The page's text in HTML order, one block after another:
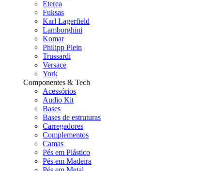
Eterea
Fuksas
Karl Lagerfield
Lamborghini
Komar
Philipp Plein
Trussardi
Versace
York
Componentes & Tech
Acessórios
Audio Kit
Bases
Bases de estruturas
Carregadores
Complementos
Camas
Pés em Plástico
Pés em Madeira